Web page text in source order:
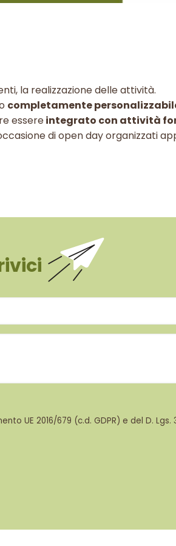
la realizzazione delle attività.
completamente
essereintegrato con attività
di open day organizzati
UE 2016/679 (c.d. GDPR) e del D. Lgs.